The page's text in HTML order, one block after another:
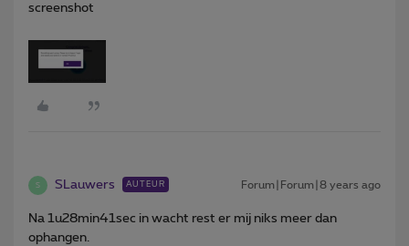
screenshot
S SLauwers AUTEUR Forum|Forum|8 years ago
Na 1u28min41sec in wacht rest er mij niks meer dan
ophangen.